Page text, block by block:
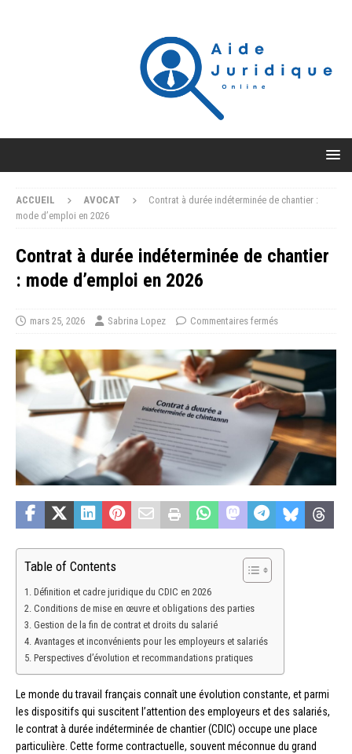
ACCUEIL AVOCAT
Contrat à durée indéterminée de chantier :
mode d’emploi en 2026
Contrat à durée indéterminée de chantier
: mode d’emploi en 2026
mars 25, 2026 Sabrina Lopez Commentaires fermés
Table of Contents
Définition et cadre juridique du CDIC en 2026
Conditions de mise en œuvre et obligations des parties
Gestion de la fin de contrat et droits du salarié
Avantages et inconvénients pour les employeurs et salariés
Perspectives d’évolution et recommandations pratiques
Le monde du travail français connaît une évolution constante, et parmi
les dispositifs qui suscitent l’attention des employeurs et des salariés,
le contrat à durée indéterminée de chantier (CDIC) occupe une place
particulière. Cette forme contractuelle, souvent méconnue du grand